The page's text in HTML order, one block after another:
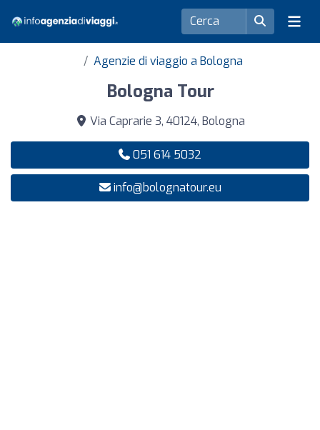
Agenzie di viaggio a Bologna
Bologna Tour
Via Caprarie 3, 40124, Bologna
051 614 5032
info@bolognatour.eu